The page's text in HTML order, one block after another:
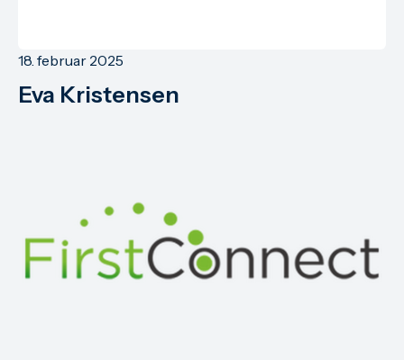
Eva Kristensen
18. februar 2025